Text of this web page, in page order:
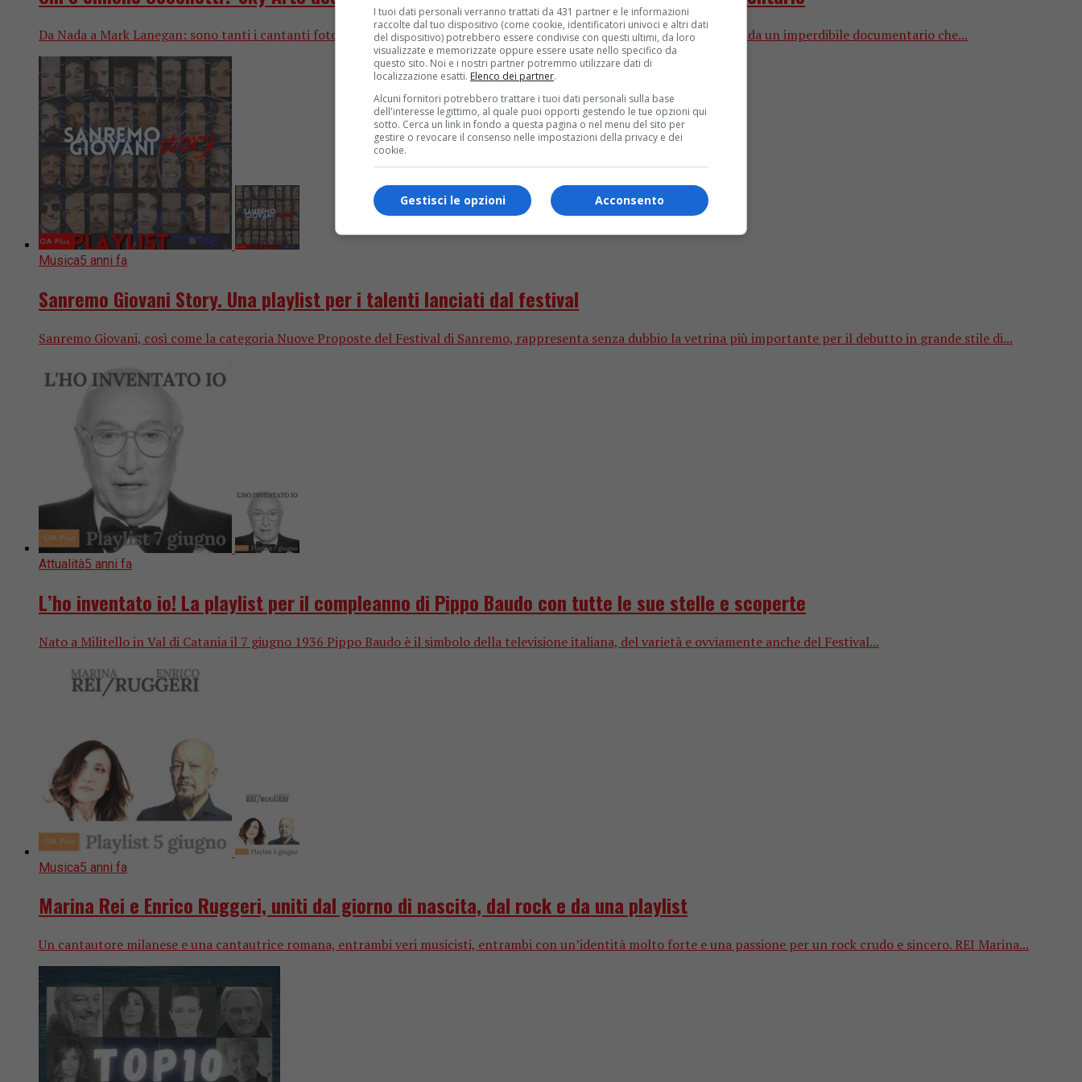
Da Nada a Mark Lanegan: sono tanti i cantanti fotografati da Simone Cecchetti. Su Sky Arte, lunedì 14 marzo, andrà in onda un imperdibile documentario che...
Musica5 anni fa
Sanremo Giovani Story. Una playlist per i talenti lanciati dal festival
Sanremo Giovani, così come la categoria Nuove Proposte del Festival di Sanremo, rappresenta senza dubbio la vetrina più importante per il debutto in grande stile di...
Attualità5 anni fa
L’ho inventato io! La playlist per il compleanno di Pippo Baudo con tutte le sue stelle e scoperte
Nato a Militello in Val di Catania il 7 giugno 1936 Pippo Baudo è il simbolo della televisione italiana, del varietà e ovviamente anche del Festival...
Musica5 anni fa
Marina Rei e Enrico Ruggeri, uniti dal giorno di nascita, dal rock e da una playlist
Un cantautore milanese e una cantautrice romana, entrambi veri musicisti, entrambi con un’identità molto forte e una passione per un rock crudo e sincero. REI Marina...
I tuoi dati personali verranno trattati da 431 partner e le informazioni
raccolte dal tuo dispositivo (come cookie, identificatori univoci e altri dati
del dispositivo) potrebbero essere condivise con questi ultimi, da loro
visualizzate e memorizzate oppure essere usate nello specifico da
questo sito. Noi e i nostri partner potremmo utilizzare dati di
localizzazione esatti. Elenco dei partner.
Alcuni fornitori potrebbero trattare i tuoi dati personali sulla base
dell'interesse legittimo, al quale puoi opporti gestendo le tue opzioni qui
sotto. Cerca un link in fondo a questa pagina o nel menu del sito per
gestire o revocare il consenso nelle impostazioni della privacy e dei
cookie.
Acconsento
Gestisci le opzioni